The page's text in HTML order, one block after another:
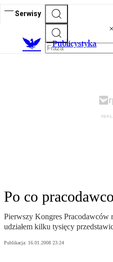
Serwisy
Publicystyka
Po co
Pierwszy Kongres Pracodawców
udziałem kilku tysięcy
Publikacja: 16.01.2008 23:24